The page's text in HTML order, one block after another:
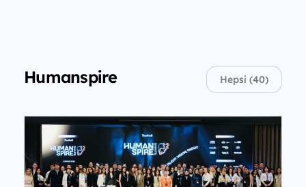
Humanspire Hepsi (40)